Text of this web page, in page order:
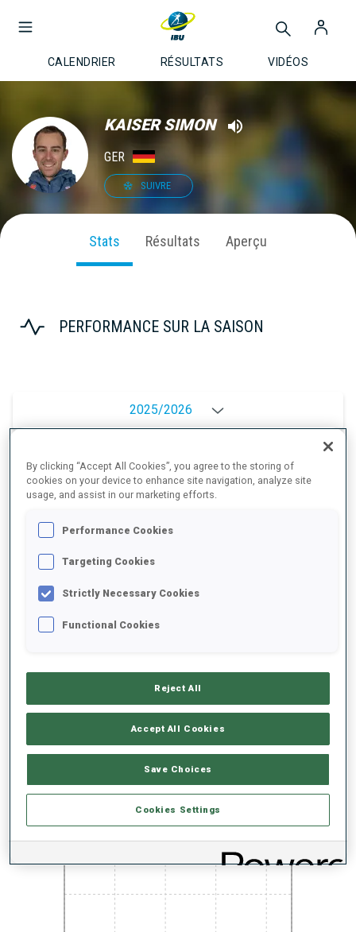
CALENDRIER RÉSULTATS VIDÉOS
KAISER SIMON
GER
SUIVRE
Stats Résultats Aperçu
PERFORMANCE SUR LA SAISON
2025/2026
MOYENNE DE PERFORMANCE
RETARD SUR LE MEILLEUR CHRONO SKI
TIR COUCHÉ
TIR DEBOUT
TENDANCE DES PERFORMANCES
By clicking “Accept All Cookies”, you agree to the storing of
cookies on your device to enhance site navigation, analyze site
usage, and assist in our marketing efforts.
Performance Cookies
Targeting Cookies
Strictly Necessary Cookies
Functional Cookies
Reject All
Accept All Cookies
Save Choices
Cookies Settings